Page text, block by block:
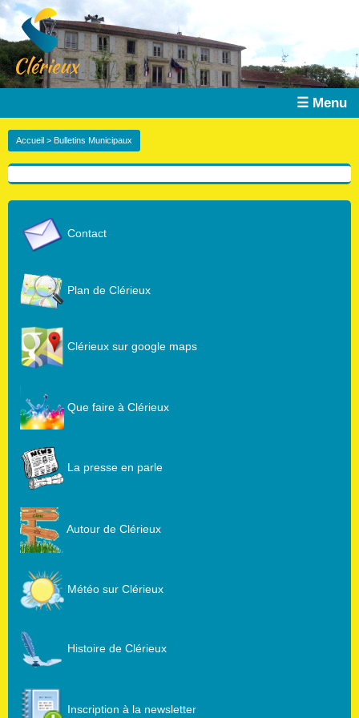
☰ Menu
Accueil > Bulletins Municipaux
Contact
Plan de Clérieux
Clérieux sur google maps
Que faire à Clérieux
La presse en parle
Autour de Clérieux
Météo sur Clérieux
Histoire de Clérieux
Inscription à la newsletter